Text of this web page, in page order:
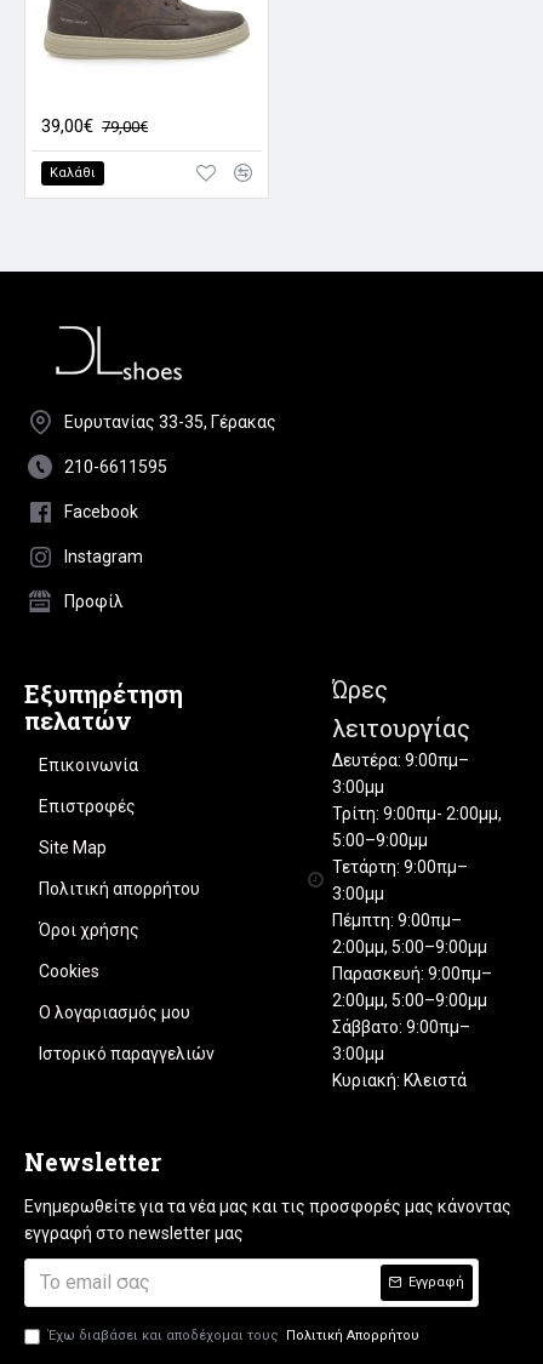
39,00€ 79,00€
Καλάθι
Ευρυτανίας 33-35, Γέρακας
210-6611595
Facebook
Instagram
Προφίλ
Εξυπηρέτηση
πελατών
Επικοινωνία
Επιστροφές
Site Map
Πολιτική απορρήτου
Όροι χρήσης
Cookies
Ο λογαριασμός μου
Ιστορικό παραγγελιών
Ώρες
λειτουργίας
Δευτέρα: 9:00πμ–
3:00μμ
Τρίτη: 9:00πμ- 2:00μμ,
5:00–9:00μμ
Τετάρτη: 9:00πμ–
3:00μμ
Πέμπτη: 9:00πμ–
2:00μμ, 5:00–9:00μμ
Παρασκευή: 9:00πμ–
2:00μμ, 5:00–9:00μμ
Σάββατο: 9:00πμ–
3:00μμ
Κυριακή: Κλειστά
Newsletter
Ενημερωθείτε για τα νέα μας και τις προσφορές μας κάνοντας
εγγραφή στο newsletter μας
Εγγραφή
Έχω διαβάσει και αποδέχομαι τους Πολιτική Απορρήτου